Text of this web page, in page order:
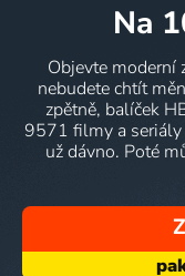
na
Objevte moderní
nebudete chtít
zpětně, balíček
9571 filmy a seriály
už dávno. Poté